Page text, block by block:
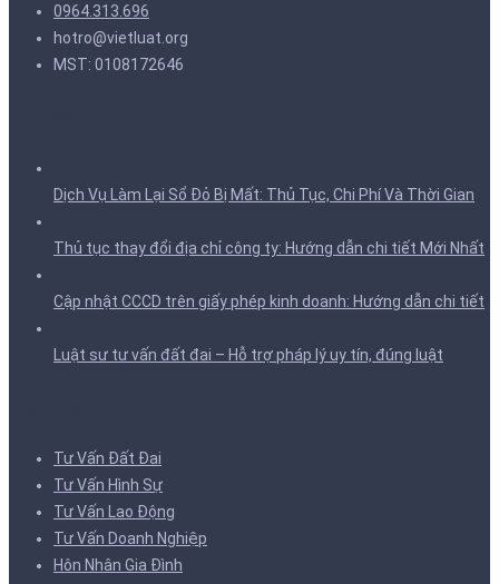
0964.313.696
hotro@vietluat.org
MST: 0108172646
Dịch Vụ Làm Lại Sổ Đỏ Bị Mất: Thủ Tục, Chi Phí Và Thời Gian
Thủ tục thay đổi địa chỉ công ty: Hướng dẫn chi tiết Mới Nhất
Cập nhật CCCD trên giấy phép kinh doanh: Hướng dẫn chi tiết
Luật sư tư vấn đất đai – Hỗ trợ pháp lý uy tín, đúng luật
Tư Vấn Đất Đai
Tư Vấn Hình Sự
Tư Vấn Lao Động
Tư Vấn Doanh Nghiệp
Hôn Nhân Gia Đình